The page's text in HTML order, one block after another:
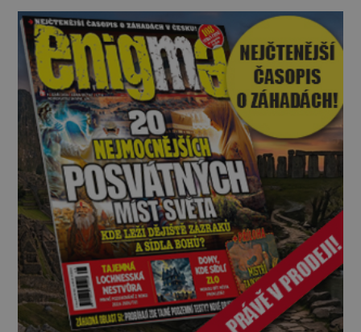
možnostech již desítky let vzrušeně diskutují
vědci, ufologo